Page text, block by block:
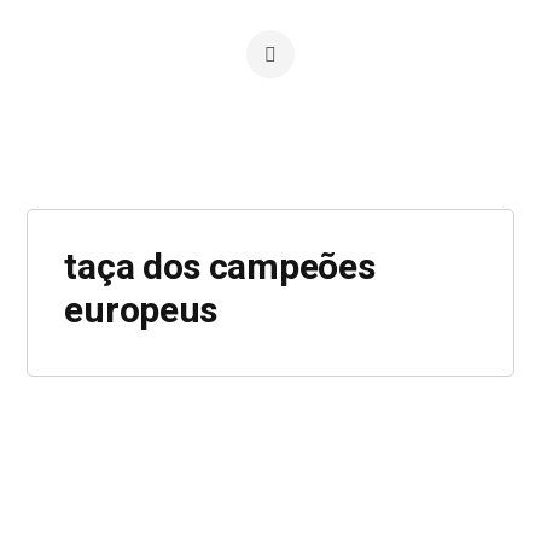
taça dos campeões
europeus